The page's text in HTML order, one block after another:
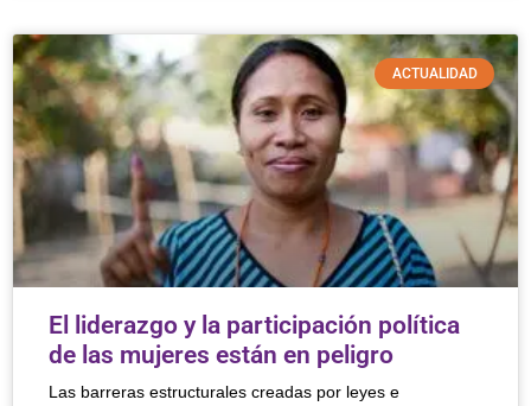
ACTUALIDAD
El liderazgo y la participación política
de las mujeres están en peligro
Las barreras estructurales creadas por leyes e